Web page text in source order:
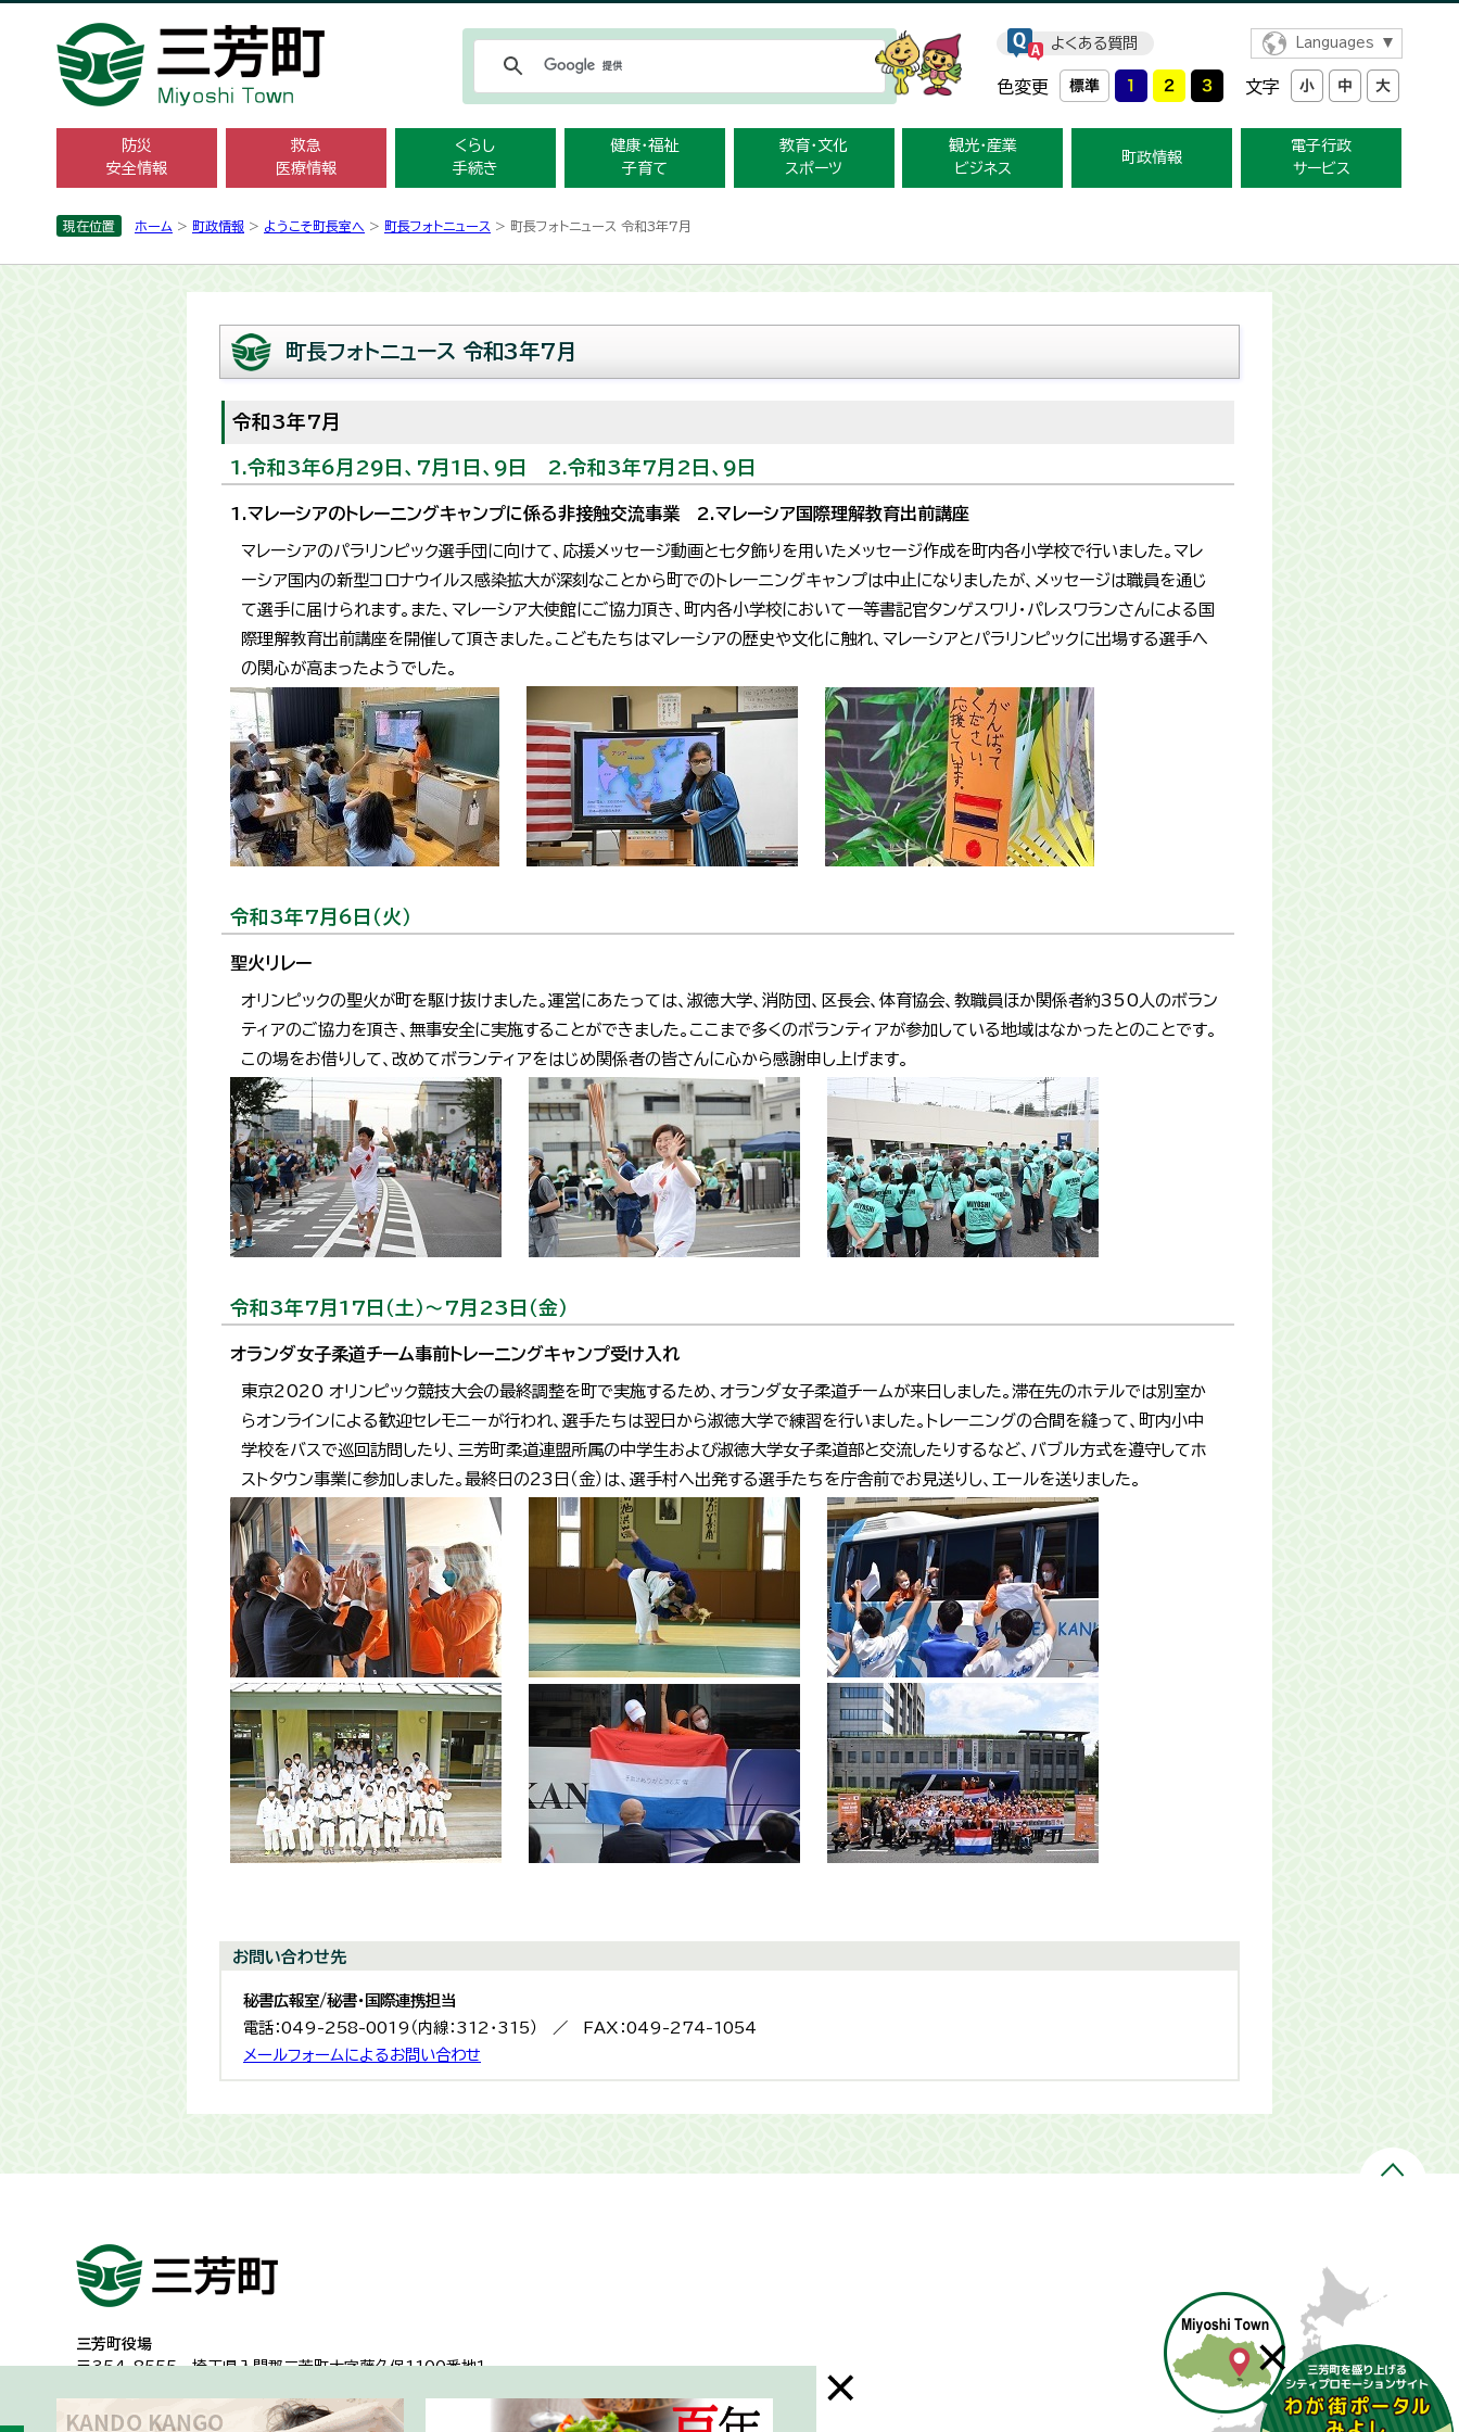
よくある質問 Languages
色変更 文字
防災
安全情報
救急
医療情報
くらし
手続き
健康・福祉
子育て
教育・文化
スポーツ
観光・産業
ビジネス
町政情報
電子行政
サービス
現在位置 ホーム > 町政情報 > ようこそ町長室へ > 町長フォトニュース > 町長フォトニュース 令和3年7月
町長フォトニュース 令和3年7月
令和3年7月
1.令和3年6月29日、7月1日、9日 2.令和3年7月2日、9日
1.マレーシアのトレーニングキャンプに係る非接触交流事業 2.マレーシア国際理解教育出前講座
マレーシアのパラリンピック選手団に向けて、応援メッセージ動画と七夕飾りを用いたメッセージ作成を町内各小学校で行いました。マレ
ーシア国内の新型コロナウイルス感染拡大が深刻なことから町でのトレーニングキャンプは中止になりましたが、メッセージは職員を通じ
て選手に届けられます。また、マレーシア大使館にご協力頂き、町内各小学校において一等書記官タンゲスワリ・パレスワランさんによる国
際理解教育出前講座を開催して頂きました。こどもたちはマレーシアの歴史や文化に触れ、マレーシアとパラリンピックに出場する選手へ
の関心が高まったようでした。
令和3年7月6日（火）
聖火リレー
オリンピックの聖火が町を駆け抜けました。運営にあたっては、淑徳大学、消防団、区長会、体育協会、教職員ほか関係者約350人のボラン
ティアのご協力を頂き、無事安全に実施することができました。ここまで多くのボランティアが参加している地域はなかったとのことです。
この場をお借りして、改めてボランティアをはじめ関係者の皆さんに心から感謝申し上げます。
令和3年7月17日（土）～7月23日（金）
オランダ女子柔道チーム事前トレーニングキャンプ受け入れ
東京2020 オリンピック競技大会の最終調整を町で実施するため、オランダ女子柔道チームが来日しました。滞在先のホテルでは別室か
らオンラインによる歓迎セレモニーが行われ、選手たちは翌日から淑徳大学で練習を行いました。トレーニングの合間を縫って、町内小中
学校をバスで巡回訪問したり、三芳町柔道連盟所属の中学生および淑徳大学女子柔道部と交流したりするなど、バブル方式を遵守してホ
ストタウン事業に参加しました。最終日の23日（金）は、選手村へ出発する選手たちを庁舎前でお見送りし、エールを送りました。
お問い合わせ先
秘書広報室/秘書・国際連携担当
電話：049-258-0019（内線：312・315） ／ FAX：049-274-1054
メールフォームによるお問い合わせ
三芳町役場
〒354-8555埼玉県入間郡三芳町大字藤久保1100番地１
一般的な業務時間8時30分から17時15分（土日祝日及び年末年始はお休み）